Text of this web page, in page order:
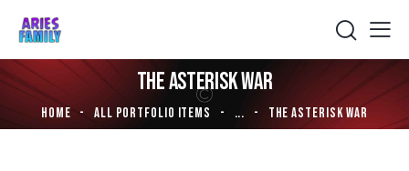
THE ASTERISK WAR
HOME ALL PORTFOLIO ITEMS ... THE ASTERISK WAR